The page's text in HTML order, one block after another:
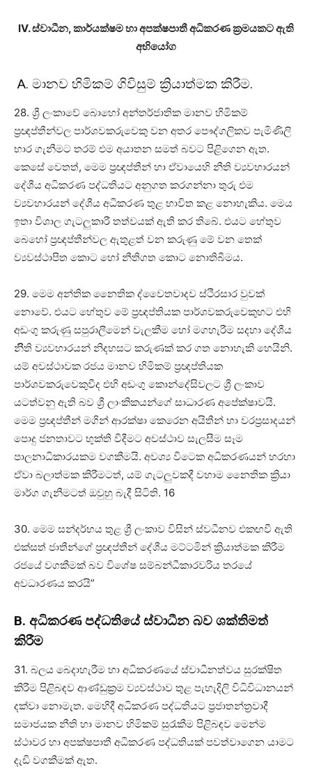
IV. ස්වාධීන, කාර්යක්ෂම හා අපක්ෂපාතී අධිකරණ ක්‍රමයකට ඇති
අභියෝග
A. මානව හිමිකම් ගිවිසුම් ක්‍රියාත්මක කිරීම.
28. ශ්‍රී ලංකාවේ බොහෝ අන්තර්ජාතික මානව හිමිකම්
ප්‍රඥප්තීන්වල පාර්ශවකරුවෙකු වන අතර පෞද්ගලිකව පැමිණිලි
භාර ගැනීමට තරම් එම අයාතන සමත් බවට පිළිගෙන ඇත.
කෙසේ වෙතත්, මෙම ප්‍රඥප්තීන් හා ඒවායෙහි නීති ව්‍යවහාරයන්
දේශීය අධිකරණ පද්ධතියට අනුගත කරගන්නා තුරු එම
ව්‍යවහාරයන් දේශීය අධිකරණ තුළ භාවිත කළ නොහැකිය. මෙය
ඉතා විශාල ගැටලුකාරී තත්වයක් ඇති කර තිබේ. එයට හේතුව
බෙහෝ ප්‍රඥප්තීන්වල ඇතුළත් වන කරුණු මේ වන තෙක්
ව්‍යවස්ථාපිත කොට හෝ නීතිගත කොට නොතිබීමය.
29. මෙම අන්තික නෛතික ද්වෛතවාදව ස්ථිරසාර වුවක්
නොවේ. එයට හේතුව මේ ප්‍රඥප්තියක පාර්ශවකරුවෙකුහට එහි
අඩංගු කරුණු සපුරාලීමෙන් වැලකීම හෝ මගහැරීම සදහා දේශීය
නීිති ව්‍යවහාරයන් නිදහසට කරුණක් කර ගත නොහැකි හෙයිනි.
යම් අවස්ථාවක රජය මානව හිමිකම් ප්‍රඥප්තියක
පාර්ශවකරුවෙකුවීද එහි අඩංගු කොන්දේසිවලට ශ්‍රී ලංකාව
යටත්වනු ඇති බව ශ්‍රී ලාංකිකයන්ගේ සාධාරණ අපේක්ෂාවයි.
මෙම ප්‍රඥප්තීන් මගින් ආරක්ෂා කෙරෙන අයිතීන් හා වරප්‍රසාදයන්
පොදු ජනතාවට භුක්ති විදීමට අවස්ථාව සැලසීම සෑම
පාලනාධිකාරයකම වගකීමයි. අවශ්‍ය විටෙක අධිකරණයන් හරහා
ඒවා බලාත්මක කිරීමටත්, යම් ගැටලුවකදී වහාම නෛතික ක්‍රියා
මාර්ග ගැනීමටත් ඔවුහු බැදී සිටිති. 16
30. මෙම සන්දර්භය තුළ ශ්‍රී ලංකාව විසින් ස්වධීනව එකඟවී ඇති
එක්සත් ජාතීන්ගේ ප්‍රඥප්තීන් දේශීය මට්ටමින් ක්‍රියාත්මක කිරීම
රජයේ වගකීමක් බව විශේෂ සම්බන්ධීකාරවරිය තරයේ
අවධාරණය කරයි”
B. අධිකරණ පද්ධතියේ ස්වාධීන බව ශක්තිමත්
කිරීම
31. බලය බෙදාහැරීම හා අධිකරණයේ ස්වාධීනත්වය සුරක්ෂිත
කිරීම පිළිබඳව ආණ්ඩුක්‍රම ව්‍යවස්ථාව තුළ පැහැදිලි විධිවිධානයන්
දක්වා නොමැත. මෙහිදී අධිකරණ පද්ධතියට ප්‍රජාතන්ත්‍රවාදී
සමාජයක නීති හා මානව හිමිකම් සුරැකීම පිළිබඳව මෙන්ම
ස්ථාවර හා අපක්ෂපාතී අධිකරණ පද්ධතියක් පවත්වාගෙන යාමට
දැඩි වගකීමක් ඇත.